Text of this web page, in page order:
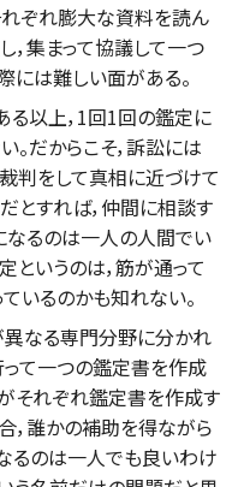
ぞれ膨大な資料を読ん
，集まって協議して一つ
には難しい面がある。
る以上，1回1回の鑑定に
。だからこそ，訴訟には
判をして真相に近づけて
とすれば，仲間に相談す
なるのは一人の人間でい
というのは，筋が通って
いるのかも知れない。
なる専門分野に分かれ
て一つの鑑定書を作成
それぞれ鑑定書を作成す
，誰かの補助を得ながら
るのは一人でも良いわけ